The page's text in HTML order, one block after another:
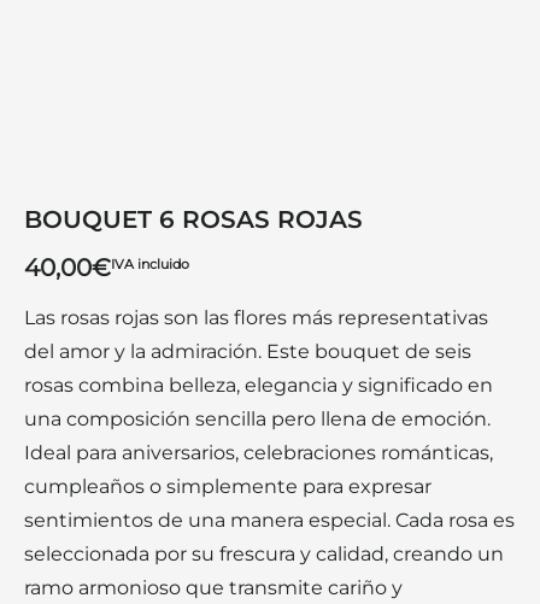
BOUQUET 6 ROSAS ROJAS
40,00€IVA incluido
Las rosas rojas son las flores más representativas
del amor y la admiración. Este bouquet de seis
rosas combina belleza, elegancia y significado en
una composición sencilla pero llena de emoción.
Ideal para aniversarios, celebraciones románticas,
cumpleaños o simplemente para expresar
sentimientos de una manera especial. Cada rosa es
seleccionada por su frescura y calidad, creando un
ramo armonioso que transmite cariño y